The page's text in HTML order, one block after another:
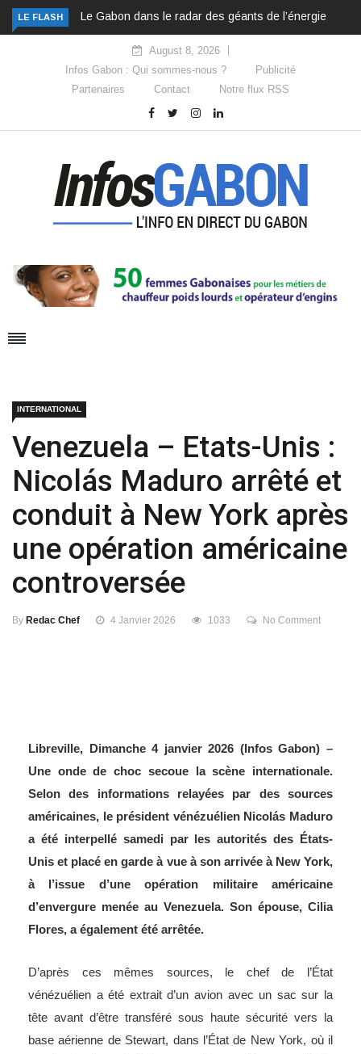
LE FLASH Le Gabon dans le radar des géants de l’énergie
August 8, 2026
Infos Gabon : Qui sommes-nous ?
Publicité
Partenaires
Contact Notre flux RSS
INTERNATIONAL
Venezuela – Etats-Unis :
Nicolás Maduro arrêté et
conduit à New York après
une opération américaine
controversée
By Redac Chef 4 Janvier 2026 1033 No Comment
Libreville, Dimanche 4 janvier 2026 (Infos Gabon) –
Une onde de choc secoue la scène internationale.
Selon des informations relayées par des sources
américaines, le président vénézuélien Nicolás Maduro
a été interpellé samedi par les autorités des États-
Unis et placé en garde à vue à son arrivée à New York,
à l’issue d’une opération militaire américaine
d’envergure menée au Venezuela. Son épouse, Cilia
Flores, a également été arrêtée.
D’après ces mêmes sources, le chef de l’État
vénézuélien a été extrait d’un avion avec un sac sur la
tête avant d’être transféré sous haute sécurité vers la
base aérienne de Stewart, dans l’État de New York, où il